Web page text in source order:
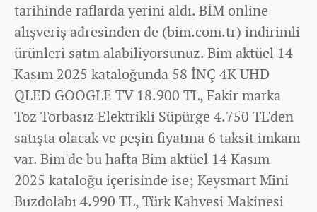
tarihinde raflarda yerini aldı. BİM online
alışveriş adresinden de (bim.com.tr) indirimli
ürünleri satın alabiliyorsunuz. Bim aktüel 14
Kasım 2025 kataloğunda 58 İNÇ 4K UHD
QLED GOOGLE TV 18.900 TL, Fakir marka
Toz Torbasız Elektrikli Süpürge 4.750 TL'den
satışta olacak ve peşin fiyatına 6 taksit imkanı
var. Bim'de bu hafta Bim aktüel 14 Kasım
2025 kataloğu içerisinde ise; Keysmart Mini
Buzdolabı 4.990 TL, Türk Kahvesi Makinesi